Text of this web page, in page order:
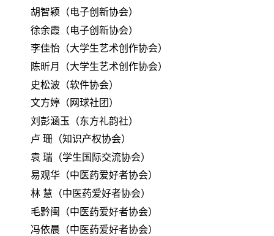
胡智颖（电子创新协会）
徐余霞（电子创新协会）
李佳怡（大学生艺术创作协会）
陈昕月（大学生艺术创作协会）
史松波（软件协会）
文方婷（网球社团）
刘彭涵玉（东方礼韵社）
卢 珊（知识产权协会）
袁 瑞（学生国际交流协会）
易观华（中医药爱好者协会）
林 慧（中医药爱好者协会）
毛黔闽（中医药爱好者协会）
冯依晨（中医药爱好者协会）